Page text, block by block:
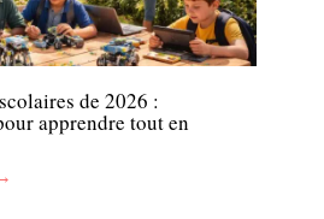
de 2026 :
apprendre tout en